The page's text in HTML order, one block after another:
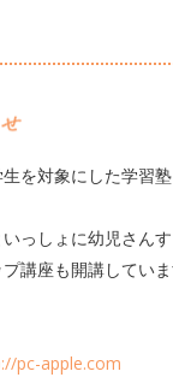
を対象にした学習
っしょに幼児さんす
講座も開講していま
pc-apple.com